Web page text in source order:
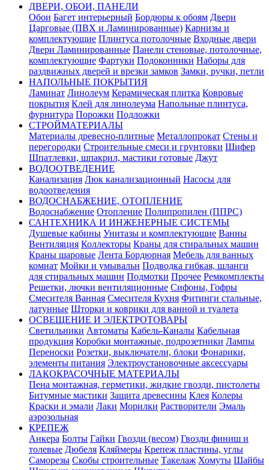
ДВЕРИ, ОБОИ, ПАНЕЛИ
Обои Багет интерьерный Бордюры к обоям Двери
Царговые (ПВХ и Ламинированные) Карнизы и
комплектующие Плинтуса потолочные Входные двери
Двери Ламинированные Панели стеновые, потолочные,
комплектующие Фартуки Подоконники Наборы для
раздвижных дверей и врезки замков Замки, ручки, петли
НАПОЛЬНЫЕ ПОКРЫТИЯ
Ламинат Линолеум Керамическая плитка Ковровые
покрытия Клей для линолеума Напольные плинтуса,
фурнитура Порожки Подложки
СТРОЙМАТЕРИАЛЫ
Материалы древесно-плитные Металлопрокат Стены и
перегородки Строительные смеси и грунтовки Шифер
Шпатлевки, шпакрил, мастики готовые Джут
ВОДООТВЕДЕНИЕ
Канализация Люк канализационный Насосы для
водоотведения
ВОДОСНАБЖЕНИЕ, ОТОПЛЕНИЕ
Водоснабжение Отопление Полипропилен (ППРС)
САНТЕХНИКА И ИНЖЕНЕРНЫЕ СИСТЕМЫ
Душевые кабины Унитазы и комплектующие Ванны
Вентиляция Коллекторы Краны для стиральных машин
Краны шаровые Лента Бордюрная Мебель для ванных
комнат Мойки и умывальн Подводка гибкая, шланги
для стиральных машин Подмотки Прочее Ремкомплекты
Решетки, лючки вентиляционные Сифоны, Гофры
Смесителя Ванная Смесителя Кухня Фитинги стальные,
латунные Шторки и коврики для ванной и туалета
ОСВЕЩЕНИЕ И ЭЛЕКТРОТОВАРЫ
Светильники Автоматы Кабель-Каналы Кабельная
продукция Коробки монтажные, подрозетники Лампы
Переноски Розетки, выключатели, блоки Фонарики,
элементы питания Электроустановочные аксессуары
ЛАКОКРАСОЧНЫЕ МАТЕРИАЛЫ
Пена монтажная, герметики, жидкие гвозди, пистолеты
Битумные мастики Защита древесины Клея Колеры
Краски и эмали Лаки Морилки Растворители Эмаль
аэрозольная
КРЕПЕЖ
Анкера Болты Гайки Гвозди (весом) Гвозди финиш и
толевые Дюбеля Кляймеры Крепеж пластины, углы
Саморезы Скобы строительные Такелаж Хомуты Шайбы